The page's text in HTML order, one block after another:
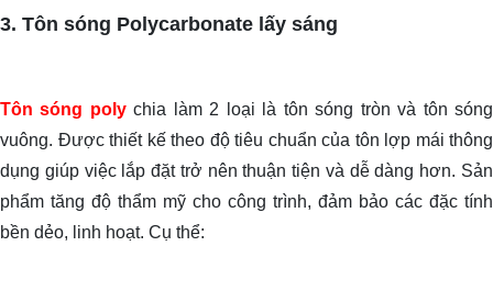
3. Tôn sóng Polycarbonate lấy sáng
Tôn sóng polychia làm 2 loại là tôn sóng tròn và tôn sóng
vuông. Được thiết kế theo độ tiêu chuẩn của tôn lợp mái thông
dụng giúp việc lắp đặt trở nên thuận tiện và dễ dàng hơn. Sản
phẩm tăng độ thẩm mỹ cho công trình, đảm bảo các đặc tính
bền dẻo, linh hoạt. Cụ thể: